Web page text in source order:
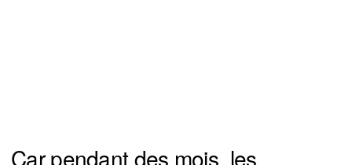
Car pendant des mois, les